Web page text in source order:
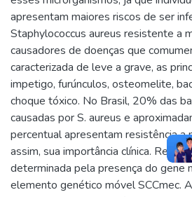
apresentam maiores riscos de ser
Staphylococcus aureus resistente a
causadores de doenças que
caracterizada de leve a grave, as
impetigo, furúnculos, osteomelite,
choque tóxico. No Brasil, 20% das
causadas por S. aureus e
percentual apresentam resistência a
assim, sua importância clínica.
determinada pela presença do gene
elemento genético móvel SCCmec.